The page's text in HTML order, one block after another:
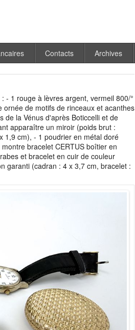
Contacts Archives
- 1 rouge à lèvres argent, vermeil 800/°
ornée de motifs de rinceaux et acanthes
de la Vénus d'après Boticcelli et de
apparaître un miroir (poids brut :
1,9 cm), - 1 poudrier en métal doré
bracelet CERTUS boîtier en
et bracelet en cuir de couleur
garanti (cadran : 4 x 3,7 cm, bracelet :